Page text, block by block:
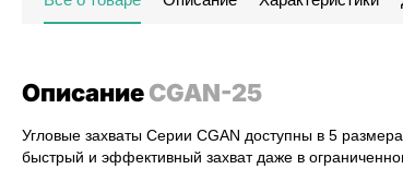
ОписаниеCGAN-25
Угловые захваты Серии CGAN доступны в 5
быстрый и эффективный захват даже в